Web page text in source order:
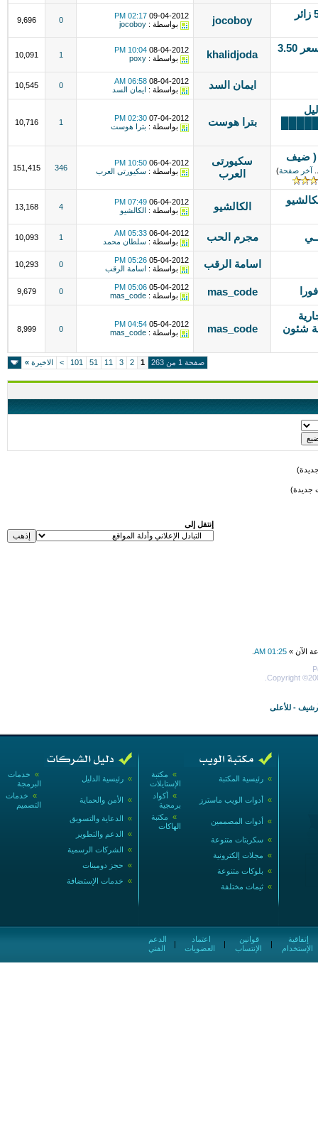
اشترك في مسابقة بنرز واكسب 5000 زائر
jocoboy
09-04-2012
02:17 PM
بواسطة : jocoboy
0
9,696
كوبونات جوجل ادورد فئة 100 دولار بسعر 3.50
khalidjoda
08-04-2012
10:04 PM
بواسطة : poxy
1
10,091
ايمان السد 08-04-2012
06:58 AM
بواسطة :
ايمان السد 0
10,545
بترا هوست 07-04-2012
02:30 PM
بواسطة : بترا هوست 1
10,716
( ضيف
آخر صفحة)
سكيورتى
العرب
06-04-2012
10:50 PM
بواسطة : سكيورتى العرب 346
151,415
الكالشيو 06-04-2012
07:49 PM
بواسطة :
الكالشيو 4
13,168
مجرم الحب 06-04-2012
05:33 AM
بواسطة : سلطان محمد 1
10,093
اسامة الرقب 05-04-2012
05:26 PM
بواسطة : اسامة الرقب 0
10,293
mas_code
05-04-2012
05:06 PM
بواسطة : mas_code
0
9,679
شئون
mas_code
05-04-2012
04:54 PM
بواسطة : mas_code
0
8,999
صفحة 1 من 263 1
2
3
11
51
101
> الاخيرة »
جديدة)
إنتقل إلى
الآن » 01:25 AM
Copyright
- للأعلى
» خدمات
البرمجة
» رئيسية الدليل
» خدمات
التصميم
» الأمن والحماية
» الدعاية والتسويق
» الدعم والتطوير
» الشركات الرسمية
» حجز دومينات
» خدمات الإستضافة
» مكتبة
الإستايلات
» رئيسية المكتبة
» أكواد
برمجية
» أدوات الويب ماسترز
» مكتبة
الهاكات
» أدوات المصممين
» سكربتات متنوعة
» مجلات إلكترونية
» بلوكات متنوعة
» ثيمات مختلفة
الفني
|
العضويات
|
الإنتساب
|
الإستخدام